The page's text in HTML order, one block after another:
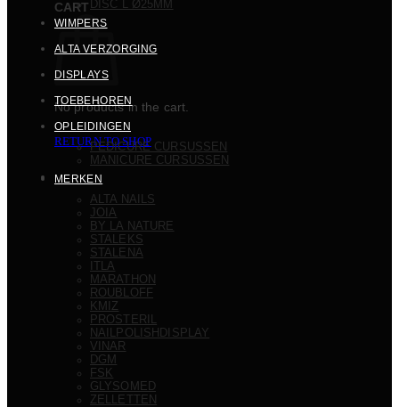
CART
No products in the cart.
RETURN TO SHOP
DISC L Ø25MM
WIMPERS
ALTA VERZORGING
DISPLAYS
TOEBEHOREN
OPLEIDINGEN
PEDICURE CURSUSSEN
MANICURE CURSUSSEN
MERKEN
ALTA NAILS
JOIA
BY LA NATURE
STALEKS
STALENA
ITLA
MARATHON
ROUBLOFF
KMIZ
PROSTERIL
NAILPOLISHDISPLAY
VINAR
DGM
FSK
GLYSOMED
ZELLETTEN